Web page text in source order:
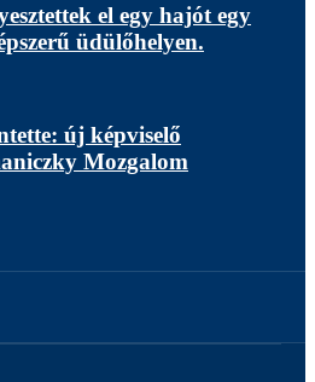
el egy hajót egy
üdülőhelyen.
új képviselő
Mozgalom